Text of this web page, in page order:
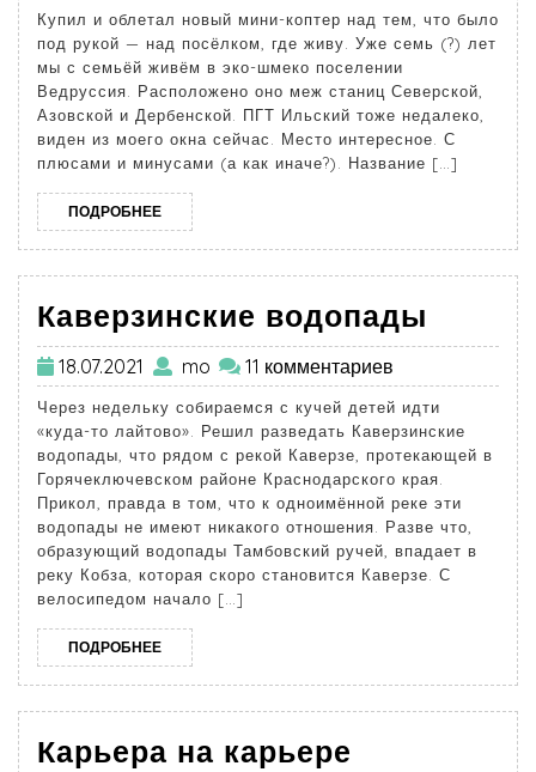
Купил и облетал новый мини-коптер над тем, что было
под рукой — над посёлком, где живу. Уже семь (?) лет
мы с семьёй живём в эко-шмеко поселении
Ведруссия. Расположено оно меж станиц Северской,
Азовской и Дербенской. ПГТ Ильский тоже недалеко,
виден из моего окна сейчас. Место интересное. С
плюсами и минусами (а как иначе?). Название […]
ПОДРОБНЕЕ
Каверзинские водопады
18.07.2021 mo 11 комментариев
Через недельку собираемся с кучей детей идти
«куда-то лайтово». Решил разведать Каверзинские
водопады, что рядом с рекой Каверзе, протекающей в
Горячеключевском районе Краснодарского края.
Прикол, правда в том, что к одноимённой реке эти
водопады не имеют никакого отношения. Разве что,
образующий водопады Тамбовский ручей, впадает в
реку Кобза, которая скоро становится Каверзе. С
велосипедом начало […]
ПОДРОБНЕЕ
Карьера на карьере